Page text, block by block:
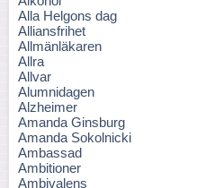
Alla Helgons dag
Alliansfrihet
Allmänläkaren
Allra
Allvar
Alumnidagen
Alzheimer
Amanda Ginsburg
Amanda Sokolnicki
Ambassad
Ambitioner
Ambivalens